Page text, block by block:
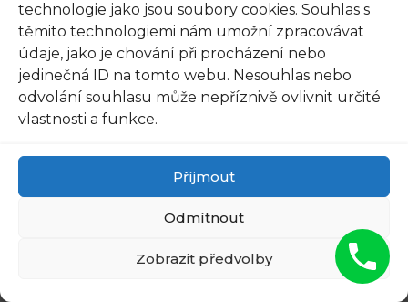
technologie jako jsou soubory cookies. Souhlas s
těmito technologiemi nám umožní zpracovávat
údaje, jako je chování při procházení nebo
jedinečná ID na tomto webu. Nesouhlas nebo
odvolání souhlasu může nepříznivě ovlivnit určité
vlastnosti a funkce.
Příjmout
Odmítnout
Zobrazit předvolby
vybrat důvěryhodného a profesionálního
dodavatele, který vám poskytne kvalitní a
spolehlivé produkty. Zkontrolujte jejich recenze
a reference, abyste se ujistili, že dostanete
nejlepší možnou hodnotu za své investice. S
klidu svědomí. Ahoj! Děkujeme, že jste četli náš
článek o bezpečnostních dveřích do domu.
Doufáme, že vám to přineslo hodně užitečných